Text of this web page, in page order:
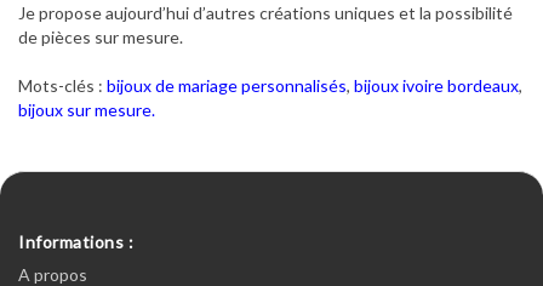
Je propose aujourd’hui d’autres créations uniques et la possibilité
de pièces sur mesure.
Mots-clés : bijoux de mariage personnalisés, bijoux ivoire bordeaux,
bijoux sur mesure.
Informations :
A propos